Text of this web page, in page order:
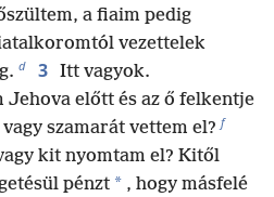
a fiaim pedig
vezettelek
d 3 Itt vagyok.
előtt és az ő felkentje
szamarát vettem el? f
kit nyomtam el? Kitől
pénzt * , hogy másfelé